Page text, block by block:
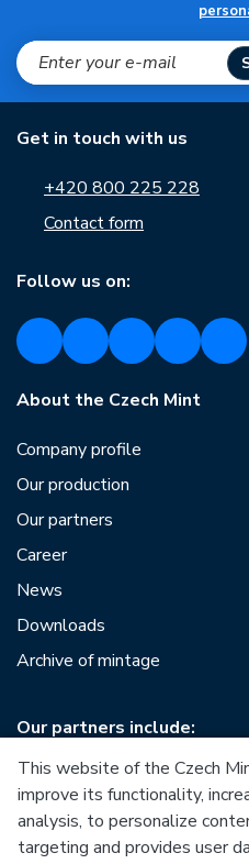
Get in touch with us
+420 800 225 228
Contact form
Follow us on:
About the Czech Mint
Company profile
Our production
Our partners
Career
News
Downloads
Archive of mintage
Our partners include:
This website of the Czech
improve its functionality,
analysis, to personalize
targeting and provides user